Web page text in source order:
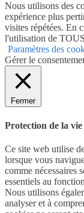
Nous utilisons des
expérience plus
visites répétées. En
l'utilisation de
Paramètres des
Gérer le
Fermer
Protection de la
Ce site web utilise
lorsque vous
comme nécessaires
essentiels au
Nous utilisons
analyser et à